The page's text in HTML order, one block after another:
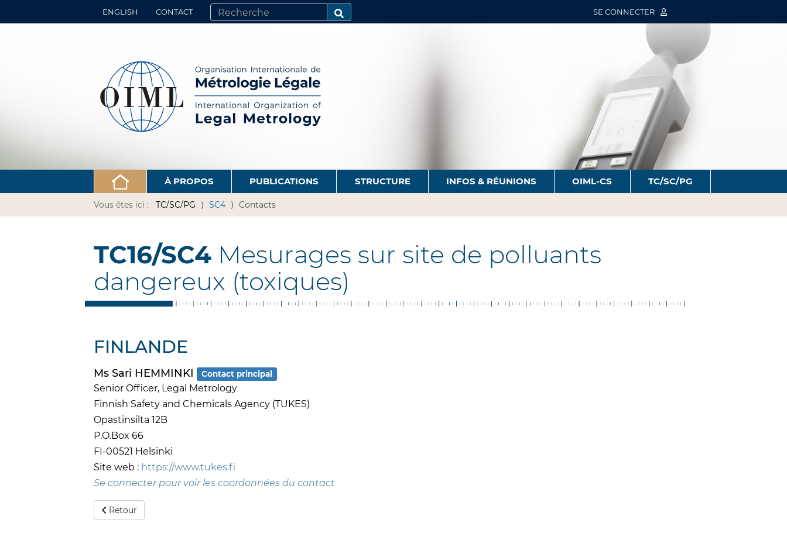
ENGLISH CONTACT
CHERCHER PAR
RECHERCHE AVANCÉE…
SE CONNECTER
À PROPOS PUBLICATIONS STRUCTURE INFOS & RÉUNIONS OIML-CS TC/SC/PG
Vous êtes ici : TC/SC/PG SC4 Contacts
TC16/SC4 Mesurages sur site de polluants
dangereux (toxiques)
FINLANDE
Ms Sari HEMMINKI Contact principal
Senior Officer, Legal Metrology
Finnish Safety and Chemicals Agency (TUKES)
Opastinsilta 12B
P.O.Box 66
FI-00521 Helsinki
Site web : https://www.tukes.fi
Se connecter pour voir les coordonnées du contact
Retour